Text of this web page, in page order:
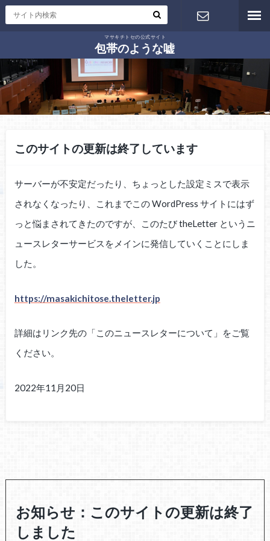
マサキチトセの公式サイト
包帯のような嘘
せ
このサイトの更新は終了しています
サーバーが不安定だったり、ちょっとした設定ミスで表示
されなくなったり、これまでこの WordPress サイトにはず
っと悩まされてきたのですが、このたび theLetter というニ
ュースレターサービスをメインに発信していくことにしま
した。
https://masakichitose.theletter.jp
詳細はリンク先の「このニュースレターについて」をご覧
ください。
2022年11月20日
お知らせ：このサイトの更新は終了
しました